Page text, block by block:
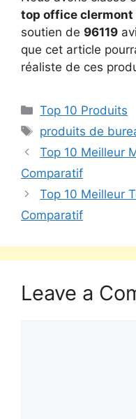
top office
soutien de 96119
que cet article
réaliste de ces
Top 10 Produits
produits de
Top 10 Meilleur
Comparatif
Top 10 Meilleur
Comparatif
Leave a